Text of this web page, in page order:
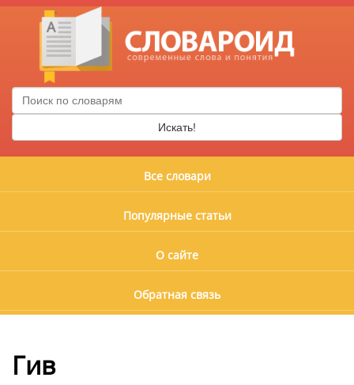
Искать!
Все словари
Популярные статьи
О сайте
Обратная связь
Гив